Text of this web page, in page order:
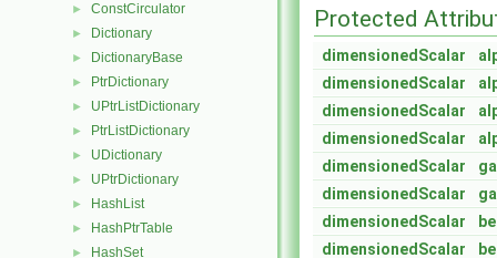
► ConstCirculator
► Dictionary
► DictionaryBase
► PtrDictionary
► UPtrListDictionary
► PtrListDictionary
► UDictionary
► UPtrDictionary
► HashList
► HashPtrTable
► HashSet
Protected
dimensionedScalar
dimensionedScalar
dimensionedScalar
dimensionedScalar
dimensionedScalar
dimensionedScalar
dimensionedScalar
dimensionedScalar